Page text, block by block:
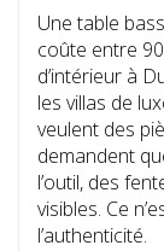
Une table
coûte entre
d’intérieur à
les villas de
veulent des
demandent
l’outil, des
visibles. Ce
l’authenticité.